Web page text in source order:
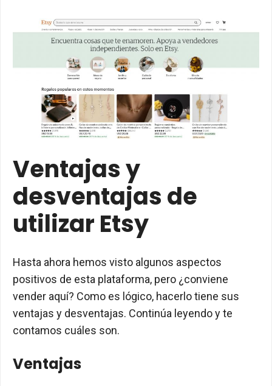
Ventajas y
desventajas de
utilizar Etsy
Hasta ahora hemos visto algunos aspectos
positivos de esta plataforma, pero ¿conviene
vender aquí? Como es lógico, hacerlo tiene sus
ventajas y desventajas. Continúa leyendo y te
contamos cuáles son.
Ventajas